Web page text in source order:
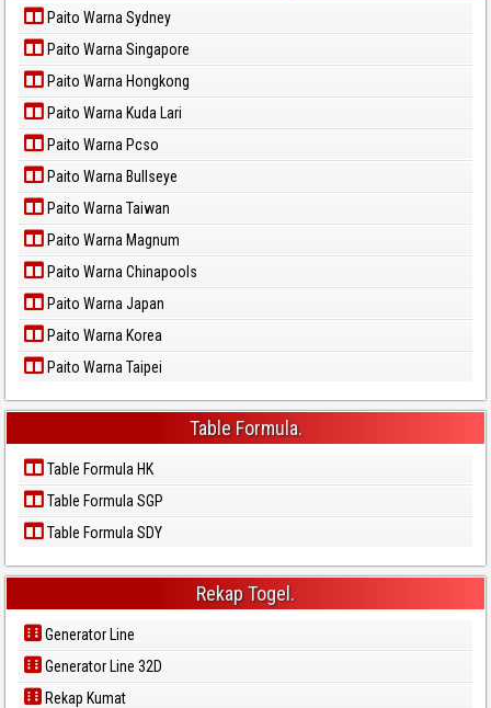
Paito Warna Sydney
Paito Warna Singapore
Paito Warna Hongkong
Paito Warna Kuda Lari
Paito Warna Pcso
Paito Warna Bullseye
Paito Warna Taiwan
Paito Warna Magnum
Paito Warna Chinapools
Paito Warna Japan
Paito Warna Korea
Paito Warna Taipei
Table Formula.
Table Formula HK
Table Formula SGP
Table Formula SDY
Rekap Togel.
Generator Line
Generator Line 32D
Rekap Kumat